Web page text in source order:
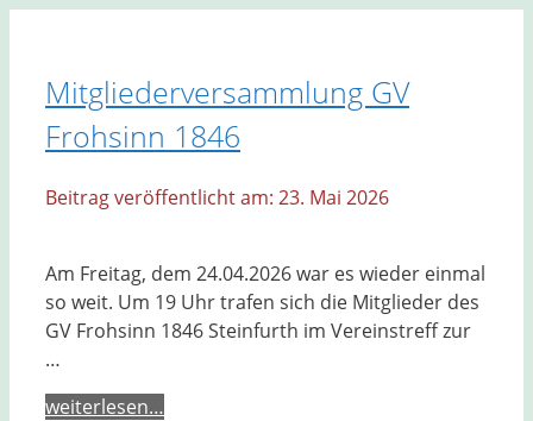
Mitgliederversammlung GV
Frohsinn 1846
23. Mai 2026
Am Freitag, dem 24.04.2026 war es wieder einmal
so weit. Um 19 Uhr trafen sich die Mitglieder des
GV Frohsinn 1846 Steinfurth im Vereinstreff zur
…
weiterlesen…